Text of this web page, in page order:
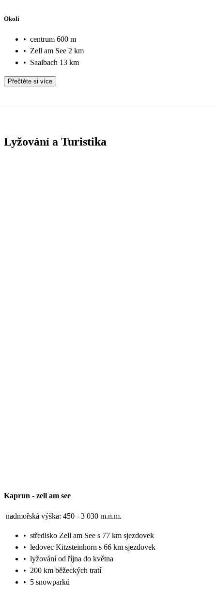
Okolí
• centrum 600 m
• Zell am See 2 km
• Saalbach 13 km
Přečtěte si více
Lyžování a Turistika
Kaprun - zell am see
nadmořská výška: 450 - 3 030 m.n.m.
• středisko Zell am See s 77 km sjezdovek
• ledovec Kitzsteinhorn s 66 km sjezdovek
• lyžování od října do května
• 200 km běžeckých tratí
• 5 snowparků